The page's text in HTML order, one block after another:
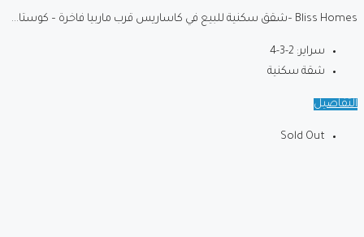
Bliss Homes –شقق سكنية للبيع في كاساريس قرب ماربيا فاخرة – كوستا...
سراير: 2-3-4
شقة سكنية
التفاصيل
Sold Out